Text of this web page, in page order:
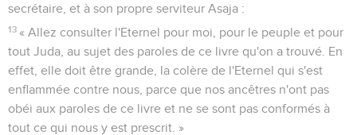
secrétaire, et à son propre serviteur Asaja :
13 « Allez consulter l'Eternel pour moi, pour le peuple et pour
tout Juda, au sujet des paroles de ce livre qu'on a trouvé. En
effet, elle doit être grande, la colère de l'Eternel qui s'est
enflammée contre nous, parce que nos ancêtres n'ont pas
obéi aux paroles de ce livre et ne se sont pas conformés à
tout ce qui nous y est prescrit. »